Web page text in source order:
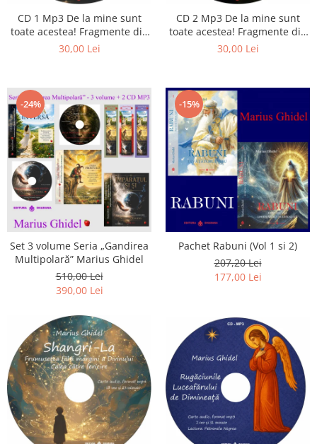
Literatura
Psihologie
Stiinta
CD 1 Mp3 De la mine sunt
toate acestea! Fragmente din
cărțile lui Marius Ghidel
30,00 Lei
CD 2 Mp3 De la mine sunt
toate acestea! Fragmente din
cărțile lui Marius Ghidel
30,00 Lei
-24%
Set 3 volume Seria „Gandirea
Multipolară” Marius Ghidel
510,00 Lei
390,00 Lei
-15%
Pachet Rabuni (Vol 1 si 2)
207,20 Lei
177,00 Lei